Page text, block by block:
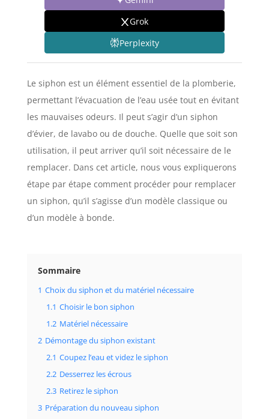
Grok
Perplexity
Le siphon est un élément essentiel de la plomberie,
permettant l’évacuation de l’eau usée tout en évitant
les mauvaises odeurs. Il peut s’agir d’un siphon
d’évier, de lavabo ou de douche. Quelle que soit son
utilisation, il peut arriver qu’il soit nécessaire de le
remplacer. Dans cet article, nous vous expliquerons
étape par étape comment procéder pour remplacer
un siphon, qu’il s’agisse d’un modèle classique ou
d’un modèle à bonde.
Sommaire
1 Choix du siphon et du matériel nécessaire
1.1 Choisir le bon siphon
1.2 Matériel nécessaire
2 Démontage du siphon existant
2.1 Coupez l’eau et videz le siphon
2.2 Desserrez les écrous
2.3 Retirez le siphon
3 Préparation du nouveau siphon